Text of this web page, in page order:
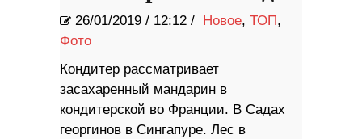
26/01/2019 / 12:12 / Новое, ТОП,
Фото
Кондитер рассматривает
засахаренный мандарин в
кондитерской во Франции. В Садах
георгинов в Сингапуре. Лес в